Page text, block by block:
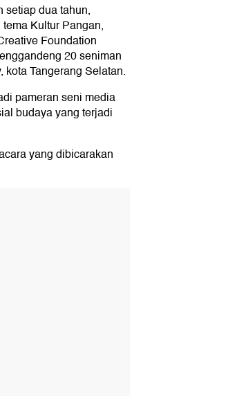
setiap dua tahun,
Kultur Pangan,
Foundation
20 seniman
Tangerang Selatan.
pameran seni media
budaya yang terjadi
yang dibicarakan